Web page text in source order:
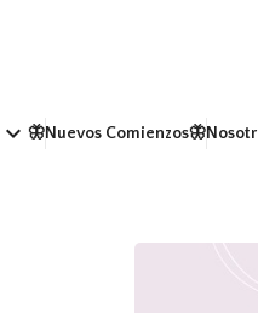
keyboard_arrow_down🦋Nuevos Comienzos